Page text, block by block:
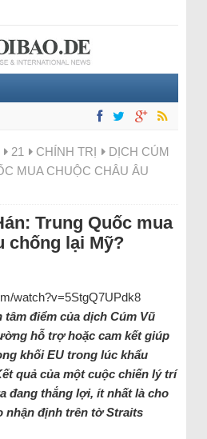
21 CHÍNH TRỊ
DỊCH CÚM
MUA CHUỘC CHÂU ÂU
Trung Quốc mua
chống lại Mỹ?
watch?v=5StgQ7UPdk8
điểm của dịch Cúm Vũ
hỗ trợ hoặc cam kết giúp
khối EU trong lúc khẩu
quả của một cuộc chiến lý trí
đang thắng lợi, ít nhất là cho
nhận định trên tờ Straits